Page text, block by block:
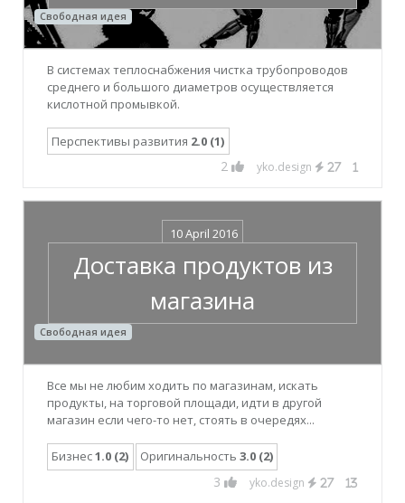
Свободная идея
В системах теплоснабжения чистка трубопроводов
среднего и большого диаметров осуществляется
кислотной промывкой.
Перспективы развития 2.0 (1)
2 yko.design 27 1
10 April 2016
Доставка продуктов из
магазина
Свободная идея
Все мы не любим ходить по магазинам, искать
продукты, на торговой площади, идти в другой
магазин если чего-то нет, стоять в очередях...
Бизнес1.0 (2) Оригинальность 3.0 (2)
3 yko.design 27 13